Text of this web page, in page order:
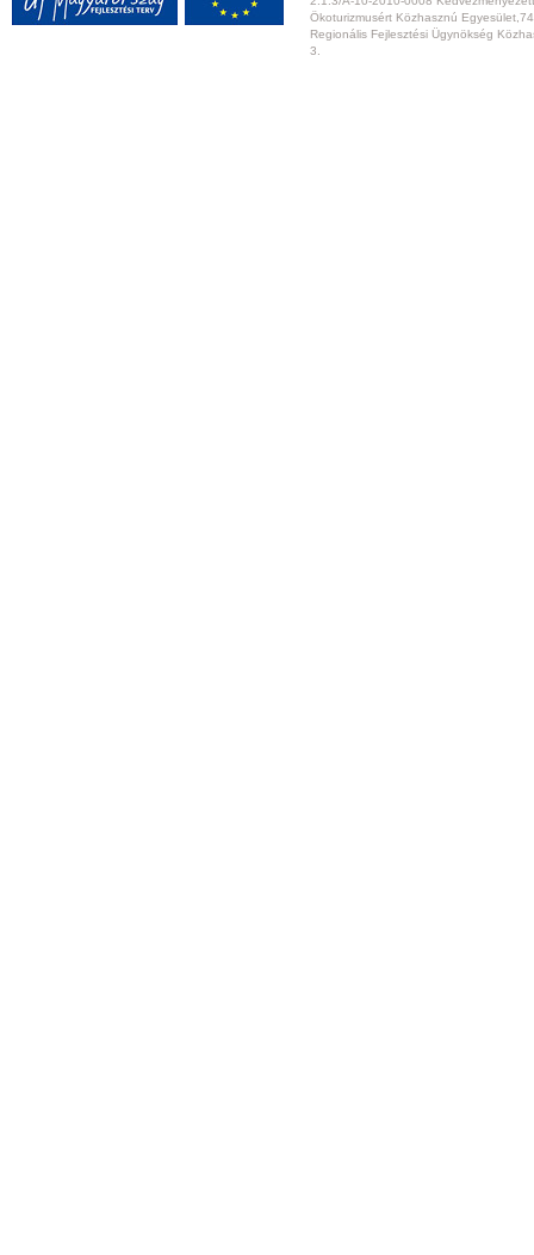
Ökoturizmusért Közhasznú
Regionális Fejlesztési Ügynökség
3.